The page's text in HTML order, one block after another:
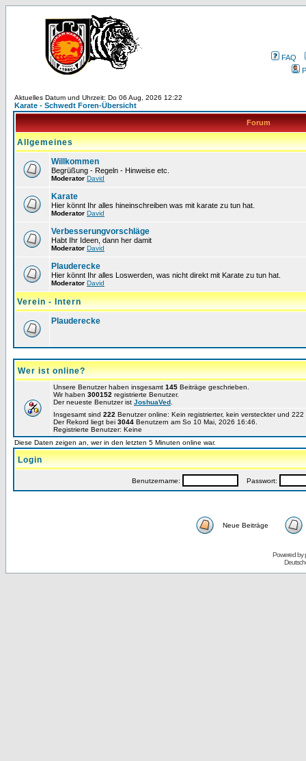
FAQ
Aktuelles Datum und Uhrzeit: Do 06 Aug, 2026 12:22
Karate - Schwedt Foren-Übersicht
Forum
Allgemeines
Willkommen
Begrüßung - Regeln - Hinweise etc.
Moderator David
Karate
Hier könnt Ihr alles hineinschreiben was mit karate zu tun hat.
Moderator David
Verbesserungvorschläge
Habt Ihr Ideen, dann her damit
Moderator David
Plauderecke
Hier könnt Ihr alles Loswerden, was nicht direkt mit Karate zu tun hat.
Moderator David
Verein - Intern
Plauderecke
Wer ist online?
Unsere Benutzer haben insgesamt 145 Beiträge geschrieben.
Wir haben 300152 registrierte Benutzer.
Der neueste Benutzer ist JoshuaVed
Insgesamt sind 222 Benutzer online: Kein registrierter, kein versteckter und
Der Rekord liegt bei 3044 Benutzern am So 10 Mai, 2026 16:46.
Registrierte Benutzer: Keine
Diese Daten zeigen an, wer in den letzten 5 Minuten online war.
Login
Benutzername: Passwort:
Neue Beiträge
Powered by